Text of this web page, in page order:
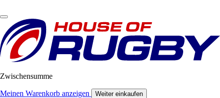
Zwischensumme
Meinen Warenkorb anzeigen Weiter einkaufen